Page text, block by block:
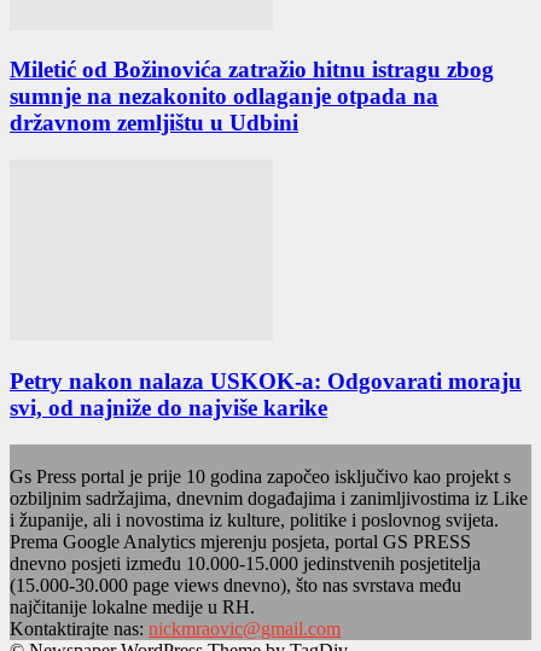
Miletić od Božinovića zatražio hitnu istragu zbog
sumnje na nezakonito odlaganje otpada na
državnom zemljištu u Udbini
Petry nakon nalaza USKOK-a: Odgovarati moraju
svi, od najniže do najviše karike
Gs Press portal je prije 10 godina započeo isključivo kao projekt s
ozbiljnim sadržajima, dnevnim događajima i zanimljivostima iz Like
i županije, ali i novostima iz kulture, politike i poslovnog svijeta.
Prema Google Analytics mjerenju posjeta, portal GS PRESS
dnevno posjeti između 10.000-15.000 jedinstvenih posjetitelja
(15.000-30.000 page views dnevno), što nas svrstava među
najčitanije lokalne medije u RH.
Kontaktirajte nas: nickmraovic@gmail.com